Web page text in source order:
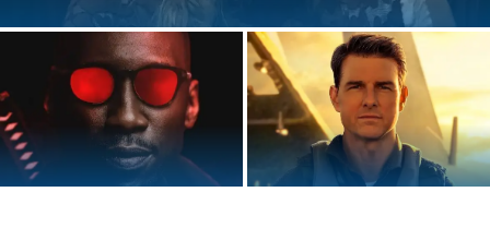
Marvel cancela Blade: Mahershala
Ali lo confirma y se va
Días de Trueno 2: Tom Cruise
continúa con otro clásico de acción...